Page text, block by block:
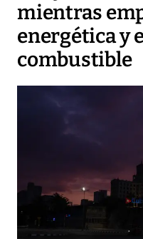
mientras
energética y
combustible